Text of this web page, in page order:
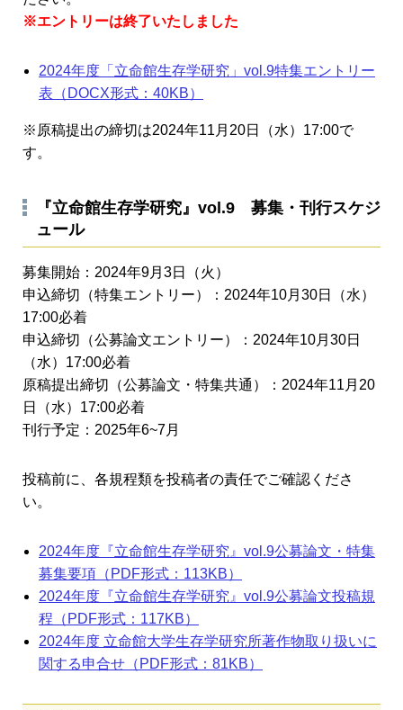
※エントリーは終了いたしました
2024年度「立命館生存学研究」vol.9特集エントリー
表（DOCX形式：40KB）
※原稿提出の締切は2024年11月20日（水）17:00で
す。
『立命館生存学研究』vol.9 募集・刊行スケジ
ュール
募集開始：2024年9月3日（火）
申込締切（特集エントリー）：2024年10月30日（水）
17:00必着
申込締切（公募論文エントリー）：2024年10月30日
（水）17:00必着
原稿提出締切（公募論文・特集共通）：2024年11月20
日（水）17:00必着
刊行予定：2025年6~7月
投稿前に、各規程類を投稿者の責任でご確認くださ
い。
2024年度『立命館生存学研究』vol.9公募論文・特集
募集要項（PDF形式：113KB）
2024年度『立命館生存学研究』vol.9公募論文投稿規
程（PDF形式：117KB）
2024年度 立命館大学生存学研究所著作物取り扱いに
関する申合せ（PDF形式：81KB）